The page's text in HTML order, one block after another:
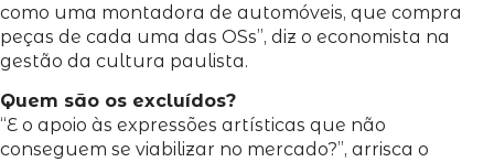
como uma montadora de automóveis, que compra
peças de cada uma das OSs”, diz o economista na
gestão da cultura paulista.
Quem são os excluídos?
“E o apoio às expressões artísticas que não
conseguem se viabilizar no mercado?”, arrisca o